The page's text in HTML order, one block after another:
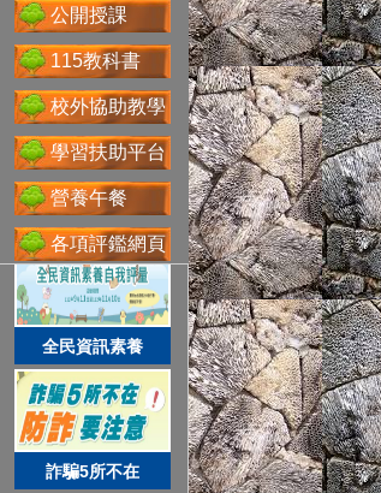
公開授課
115教科書
校外協助教學
學習扶助平台
營養午餐
各項評鑑網頁
網路守護天使
科技大觀園
省水好習慣
全民資訊素養